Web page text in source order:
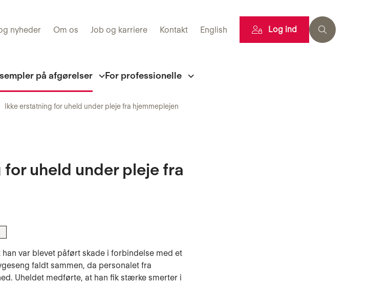
nyheder Om os Job og karriere Kontakt English Log ind
på afgørelser For professionelle
Ikke erstatning for uheld under pleje fra hjemmeplejen
uheld under pleje fra
han var blevet påført skade i forbindelse med et
faldt sammen, da personalet fra
Uheldet medførte, at han fik stærke smerter i